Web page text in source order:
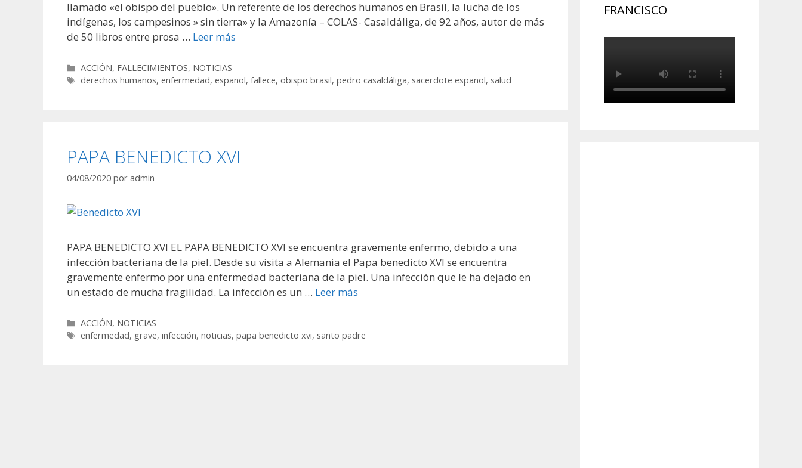
llamado «el obispo del pueblo». Un referente de los derechos humanos en Brasil, la lucha de los
indígenas, los campesinos » sin tierra» y la Amazonía – COLAS- Casaldáliga, de 92 años, autor de más
de 50 libros entre prosa … Leer más
Categorías
ACCIÓN, FALLECIMIENTOS, NOTICIAS
Etiquetas
derechos humanos,enfermedad,español,fallece,obispo brasil,pedro casaldáliga, sacerdote español, salud
PAPA BENEDICTO XVI
04/08/2020 por admin
PAPA BENEDICTO XVI EL PAPA BENEDICTO XVI se encuentra gravemente enfermo, debido a una
infección bacteriana de la piel. Desde su visita a Alemania el Papa benedicto XVI se encuentra
gravemente enfermo por una enfermedad bacteriana de la piel. Una infección que le ha dejado en
un estado de mucha fragilidad. La infección es un … Leer más
Categorías
ACCIÓN, NOTICIAS
Etiquetas
enfermedad, grave,infección,noticias,papa benedicto xvi, santo padre
FRANCISCO